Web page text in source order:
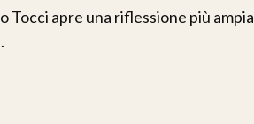
Tocci apre una riflessione più ampia